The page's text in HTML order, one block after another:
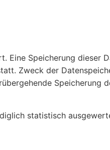
Eine Speicherung dieser
Zweck der
Speicherung
statistisch